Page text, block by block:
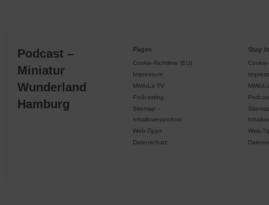
Podcast –
Miniatur
Wunderland
Hamburg
Pages
Cookie-Richtlinie (EU)
Impressum
MiWuLa TV
Podcasting
Sitemap –
Inhaltsverzeichnis
Web-Tipps
Datenschutz
Stay
Web-